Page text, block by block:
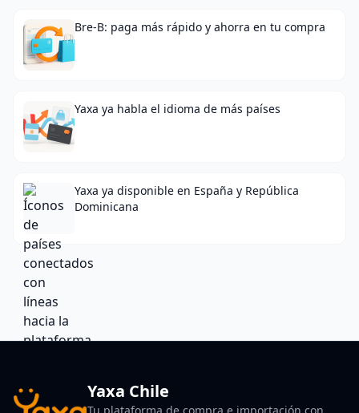
Bre-B: paga más rápido y ahorra en tu compra
Yaxa ya habla el idioma de más países
Yaxa ya disponible en España y República
Dominicana
Yaxa Chile